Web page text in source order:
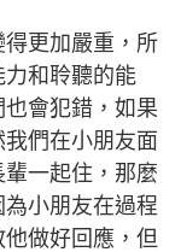
更加嚴重，所
和聆聽的能
會犯錯，如果
們在小朋友面
一起住，那麼
小朋友在過程
做好回應，但